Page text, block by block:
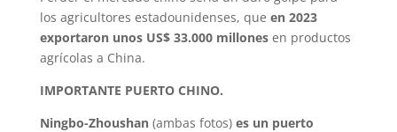
los agricultores estadounidenses, que en 2023
exportaron unos US$ 33.000 millonesen productos
agrícolas a China.
IMPORTANTE PUERTO CHINO.
Ningbo-Zhoushan (ambas fotos)es un puerto